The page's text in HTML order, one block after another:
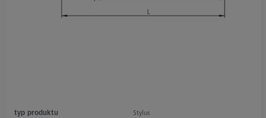
typ produktu
Stylus